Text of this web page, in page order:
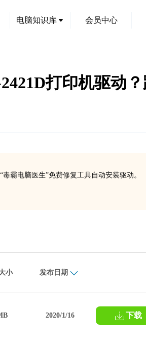
电脑知识库 会员中心
打印机驱动
霸电脑医生”免费修复工具自动安装驱动。
小 发布日期
2020/1/16 下载